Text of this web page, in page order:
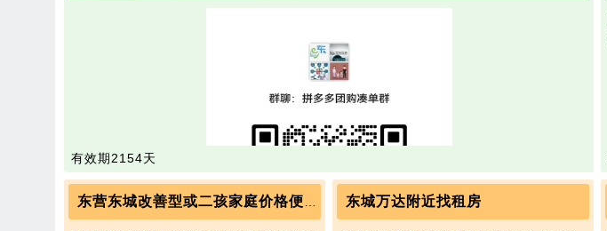
有效期2154天
东城万达附近找租房